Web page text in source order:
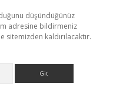
düşündüğünüz
adresine bildirmeniz
kaldırılacaktır.